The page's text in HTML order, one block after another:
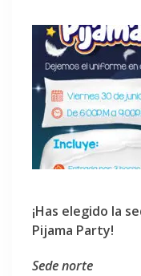
¡Has elegido la
Pijama Party!
Sede norte